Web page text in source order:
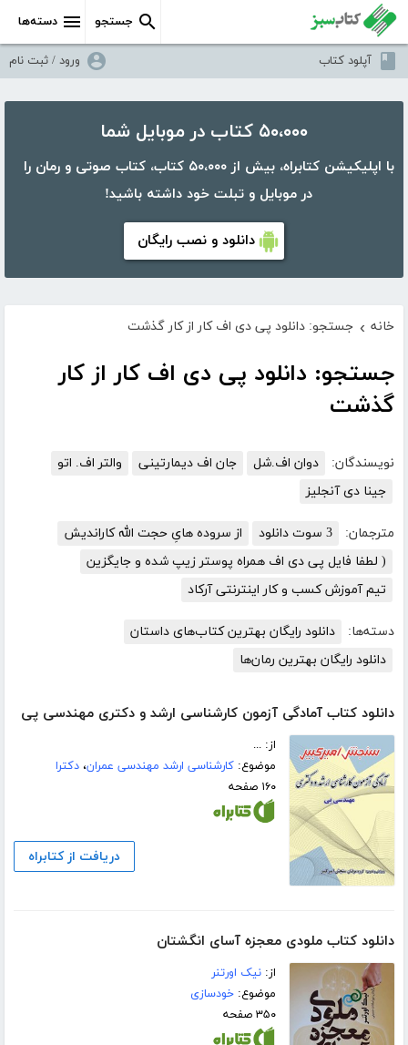
دسته‌ها جستجو
آپلود کتاب ورود / ثبت نام
۵۰،۰۰۰ کتاب در موبایل شما
با اپلیکیشن کتابراه، بیش از ۵۰،۰۰۰ کتاب، کتاب صوتی و رمان را
در موبایل و تبلت خود داشته باشید!
دانلود و نصب رایگان
خانه › جستجو: دانلود پی دی اف کار از کار گذشت
جستجو: دانلود پی دی اف کار از کار
گذشت
نویسندگان: دوان اف.شل جان اف دیمارتینی
والتر اف. اتو
جینا دی آنجلیز
مترجمان: 3 سوت دانلود
از سروده هایِ حجت الله کاراندیش
( لطفا فایل پی دی اف همراه پوستر زیپ شده و جایگزین
تیم آموزش کسب و کار اینترنتی آرکاد
دسته‌ها:
دانلود رایگان بهترین کتاب‌های داستان
دانلود رایگان بهترین رمان‌ها
دانلود کتاب آمادگی آزمون کارشناسی ارشد و دکتری مهندسی پی
از: ...
موضوع:کارشناسی ارشد مهندسی عمران،دکترا
۱۶۰ صفحه
دریافت از کتابراه
دانلود کتاب ملودی معجزه آسای انگشتان
از:نیک اورتنر
موضوع:خودسازی
۳۵۰ صفحه